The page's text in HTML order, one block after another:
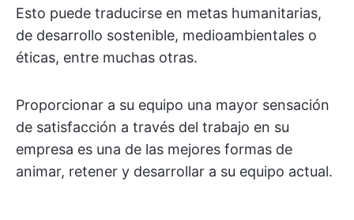
Esto puede traducirse en metas humanitarias,
de desarrollo sostenible, medioambientales o
éticas, entre muchas otras.
Proporcionar a su equipo una mayor sensación
de satisfacción a través del trabajo en su
empresa es una de las mejores formas de
animar, retener y desarrollar a su equipo actual.